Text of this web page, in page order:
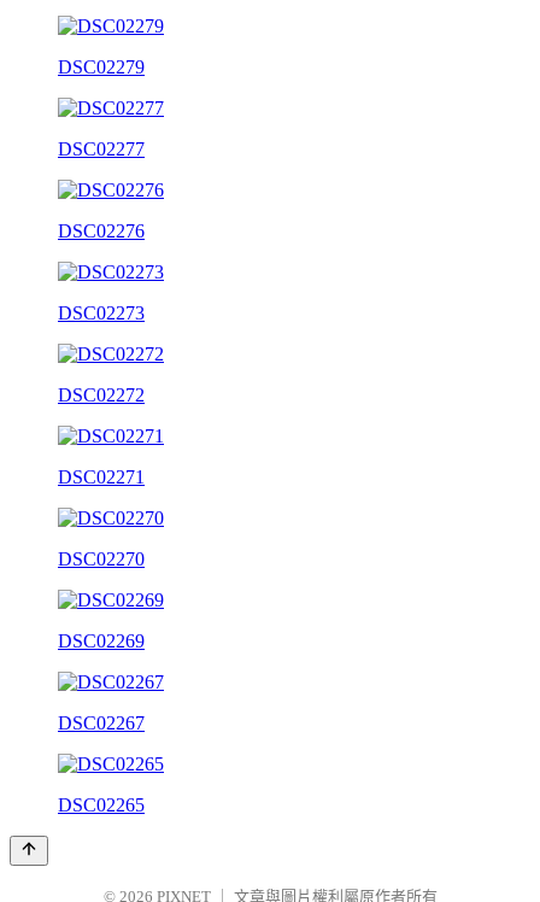
DSC02279
DSC02277
DSC02276
DSC02273
DSC02272
DSC02271
DSC02270
DSC02269
DSC02267
DSC02265
© 2026 PIXNET 文章與圖片權利屬原作者所有